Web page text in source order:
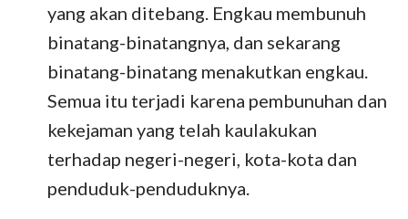
yang akan ditebang. Engkau membunuh
binatang-binatangnya, dan sekarang
binatang-binatang menakutkan engkau.
Semua itu terjadi karena pembunuhan dan
kekejaman yang telah kaulakukan
terhadap negeri-negeri, kota-kota dan
penduduk-penduduknya.